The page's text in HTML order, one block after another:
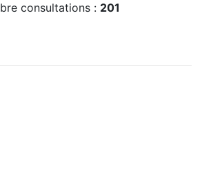
consultations : 201